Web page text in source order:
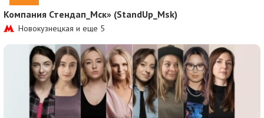
Компания Стендап_Мск» (StandUp_Msk)
Новокузнецкая и еще 5